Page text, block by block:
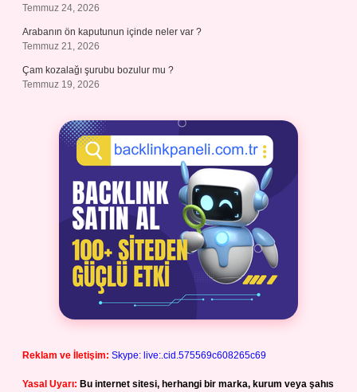
Temmuz 24, 2026
Arabanın ön kaputunun içinde neler var ?
Temmuz 21, 2026
Çam kozalağı şurubu bozulur mu ?
Temmuz 19, 2026
Reklam ve İletişim: Skype: live:.cid.575569c608265c69
Yasal Uyarı: Bu internet sitesi, herhangi bir marka, kurum veya şahıs